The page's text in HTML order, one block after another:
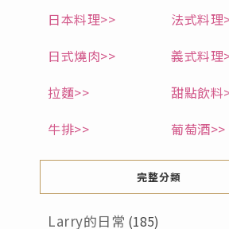
日本料理>>
法式料理
日式燒肉>>
義式料理
拉麵>>
甜點飲料
牛排>>
葡萄酒>>
完整分類
Larry的日常 (185)